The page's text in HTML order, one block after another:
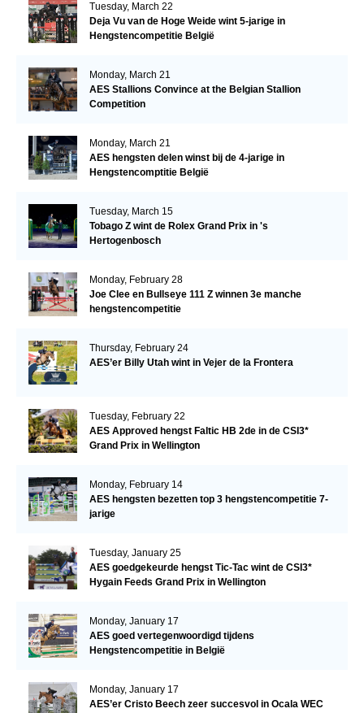
Tuesday, March 22
Deja Vu van de Hoge Weide wint 5-jarige in
Hengstencompetitie België
Monday, March 21
AES Stallions Convince at the Belgian Stallion
Competition
Monday, March 21
AES hengsten delen winst bij de 4-jarige in
Hengstencomptitie België
Tuesday, March 15
Tobago Z wint de Rolex Grand Prix in 's
Hertogenbosch
Monday, February 28
Joe Clee en Bullseye 111 Z winnen 3e manche
hengstencompetitie
Thursday, February 24
AES’er Billy Utah wint in Vejer de la Frontera
Tuesday, February 22
AES Approved hengst Faltic HB 2de in de CSI3*
Grand Prix in Wellington
Monday, February 14
AES hengsten bezetten top 3 hengstencompetitie 7-
jarige
Tuesday, January 25
AES goedgekeurde hengst Tic-Tac wint de CSI3*
Hygain Feeds Grand Prix in Wellington
Monday, January 17
AES goed vertegenwoordigd tijdens
Hengstencompetitie in België
Monday, January 17
AES’er Cristo Beech zeer succesvol in Ocala WEC